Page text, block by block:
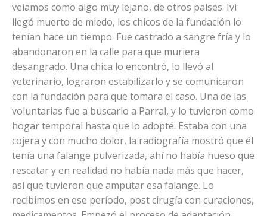
veíamos como algo muy lejano, de otros países. Ivi
llegó muerto de miedo, los chicos de la fundación lo
tenían hace un tiempo. Fue castrado a sangre fría y lo
abandonaron en la calle para que muriera
desangrado. Una chica lo encontró, lo llevó al
veterinario, lograron estabilizarlo y se comunicaron
con la fundación para que tomara el caso. Una de las
voluntarias fue a buscarlo a Parral, y lo tuvieron como
hogar temporal hasta que lo adopté. Estaba con una
cojera y con mucho dolor, la radiografía mostró que él
tenía una falange pulverizada, ahí no había hueso que
rescatar y en realidad no había nada más que hacer,
así que tuvieron que amputar esa falange. Lo
recibimos en ese período, post cirugía con curaciones,